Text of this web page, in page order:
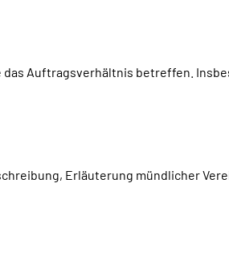
Auftragsverhältnis betreffen.
Erläuterung mündlicher